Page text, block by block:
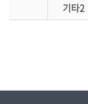
기타2